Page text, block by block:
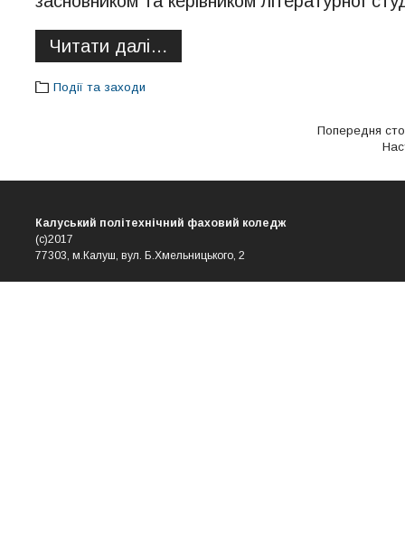
Читати далі…
Події та заходи
Попередня
Калуський політехнічний фаховий коледж
(с)2017
77303, м.Калуш, вул. Б.Хмельницького, 2